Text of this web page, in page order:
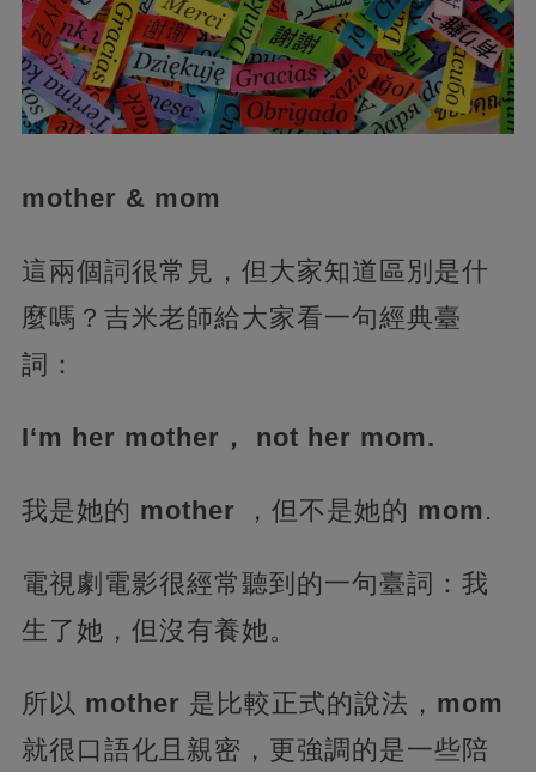
mother & mom
這兩個詞很常見，但大家知道區別是什
麼嗎？吉米老師給大家看一句經典臺
詞：
I‘m her mother， not her mom.
我是她的 mother ，但不是她的 mom .
電視劇電影很經常聽到的一句臺詞：我
生了她，但沒有養她。
所以 mother 是比較正式的說法， mom
就很口語化且親密，更強調的是一些陪